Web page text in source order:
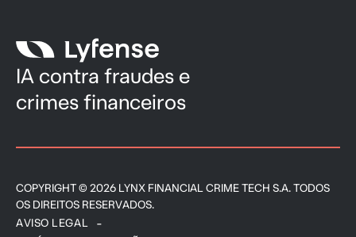
IA contra fraudes e
crimes financeiros
COPYRIGHT © 2026 LYNX FINANCIAL CRIME TECH S.A. TODOS
OS DIREITOS RESERVADOS.
AVISO LEGAL